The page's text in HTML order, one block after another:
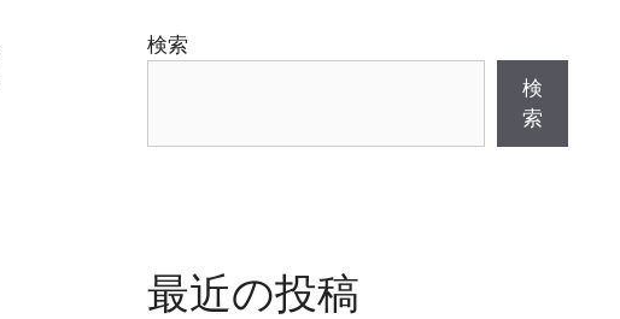
検索
検
索
最近の投稿